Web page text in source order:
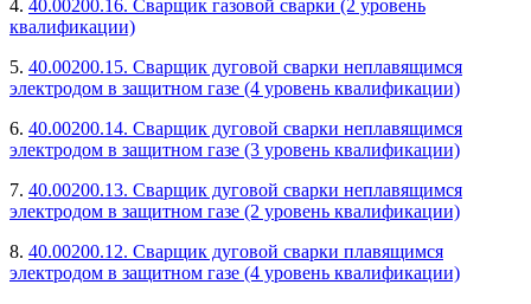
4. 40.00200.16. Сварщик газовой сварки (2 уровень
квалификации)
5. 40.00200.15. Сварщик дуговой сварки неплавящимся
электродом в защитном газе (4 уровень квалификации)
6. 40.00200.14. Сварщик дуговой сварки неплавящимся
электродом в защитном газе (3 уровень квалификации)
7. 40.00200.13. Сварщик дуговой сварки неплавящимся
электродом в защитном газе (2 уровень квалификации)
8. 40.00200.12. Сварщик дуговой сварки плавящимся
электродом в защитном газе (4 уровень квалификации)